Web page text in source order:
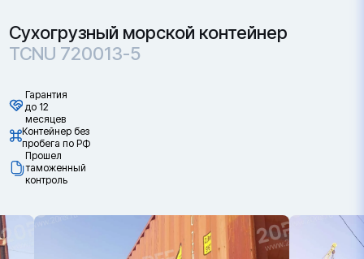
Сухогрузный морской контейнер
TCNU 720013-5
Гарантия
до 12
месяцев
Контейнер без
пробега по РФ
Прошел
таможенный
контроль